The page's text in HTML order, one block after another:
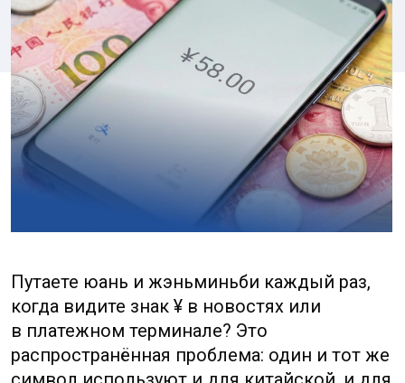
Путаете юань и жэньминьби каждый раз,
когда видите знак ¥ в новостях или
в платежном терминале? Это
распространённая проблема: один и тот же
символ используют и для китайской, и для
японской валюты, а в международных
отчётах часто встречаются разные
ориентиры, чтобы вы навсегда перестали
путаться.
Коротко и ясно: жэньминьби (renminbi,
сокращённо RMB) — это официальное
название денежной единицы КНР,
а юань — основная её счётная единица,